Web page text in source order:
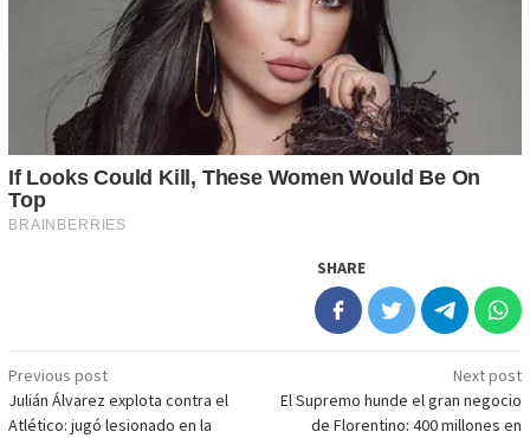
SHARE
Post
navigation
Previous post
Julián Álvarez explota contra el
Atlético: jugó lesionado en la
Next post
El Supremo hunde el gran negocio
de Florentino: 400 millones en